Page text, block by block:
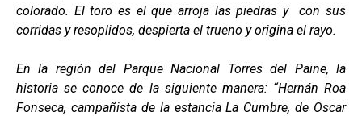
colorado. El toro es el que arroja las piedras y con sus
corridas y resoplidos, despierta el trueno y origina el rayo.
En la región del Parque Nacional Torres del Paine, la
historia se conoce de la siguiente manera: “Hernán Roa
Fonseca, campañista de la estancia La Cumbre, de Oscar